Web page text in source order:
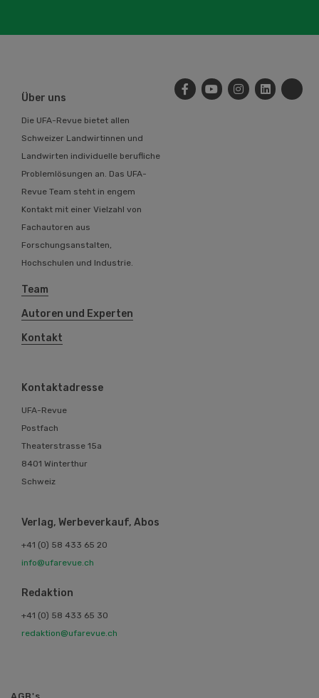
Über uns
Die UFA-Revue bietet allen
Schweizer Landwirtinnen und
Landwirten individuelle berufliche
Problemlösungen an. Das UFA-
Revue Team steht in engem
Kontakt mit einer Vielzahl von
Fachautoren aus
Forschungsanstalten,
Hochschulen und Industrie.
Team
Autoren und Experten
Kontakt
Kontaktadresse
UFA-Revue
Postfach
Theaterstrasse 15a
8401 Winterthur
Schweiz
Verlag, Werbeverkauf, Abos
+41 (0) 58 433 65 20
info@ufarevue.ch
Redaktion
+41 (0) 58 433 65 30
redaktion@ufarevue.ch
AGB's